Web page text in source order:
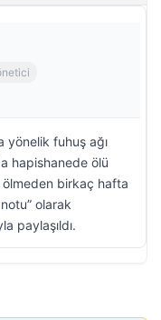
yönelik fuhuş ağı
hapishanede ölü
birkaç hafta
olarak
paylaşıldı.